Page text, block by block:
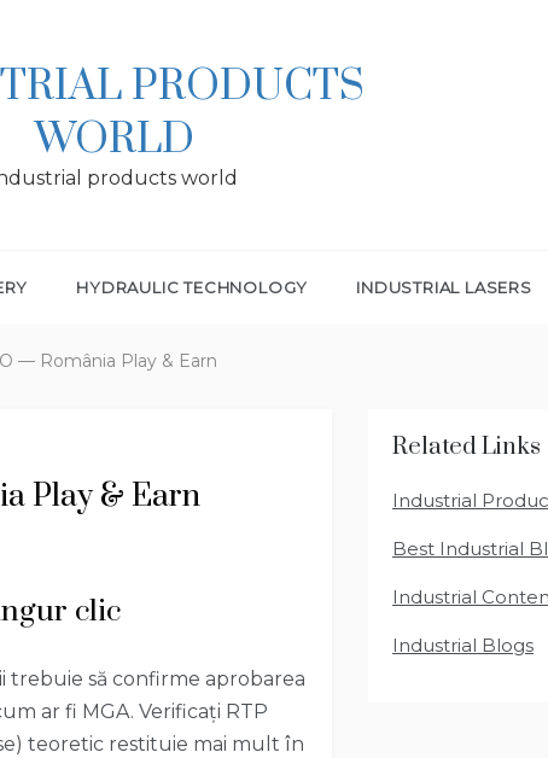
PRODUCTS
WORLD
products world
HYDRAULIC TECHNOLOGY INDUSTRIAL LASERS
— România Play & Earn
Play & Earn
clic
trebuie să confirme aprobarea
ar fi MGA. Verificați RTP
teoretic restituie mai mult în
Related Links
Industrial
Best Industrial
Industrial
Industrial Blogs